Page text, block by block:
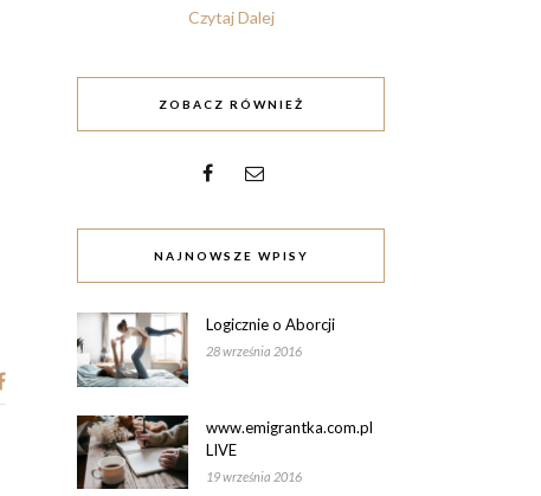
Czytaj Dalej
ZOBACZ RÓWNIEŻ
NAJNOWSZE WPISY
Logicznie o Aborcji
28 września 2016
www.emigrantka.com.pl
LIVE
19 września 2016